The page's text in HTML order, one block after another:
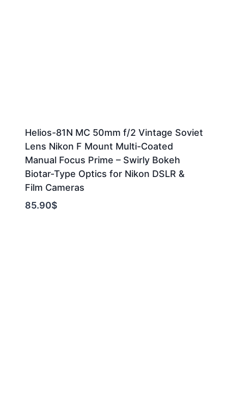
Helios-81N MC 50mm f/2 Vintage Soviet
Lens Nikon F Mount Multi-Coated
Manual Focus Prime – Swirly Bokeh
Biotar-Type Optics for Nikon DSLR &
Film Cameras
85.90$